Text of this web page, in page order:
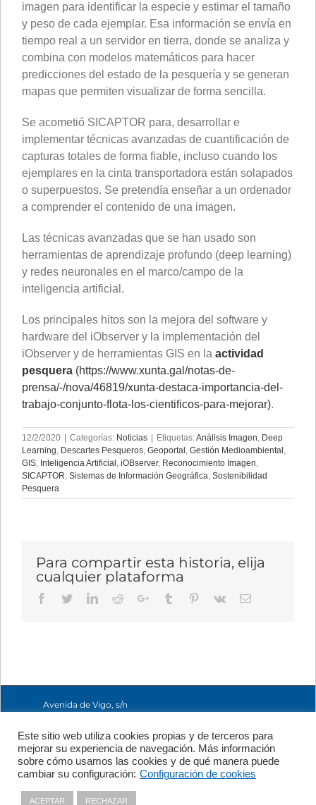
imagen para identificar la especie y estimar el tamaño
y peso de cada ejemplar. Esa información se envía en
tiempo real a un servidor en tierra, donde se analiza y
combina con modelos matemáticos para hacer
predicciones del estado de la pesquería y se generan
mapas que permiten visualizar de forma sencilla.
Se acometió SICAPTOR para, desarrollar e
implementar técnicas avanzadas de cuantificación de
capturas totales de forma fiable, incluso cuando los
ejemplares en la cinta transportadora están solapados
o superpuestos. Se pretendía enseñar a un ordenador
a comprender el contenido de una imagen.
Las técnicas avanzadas que se han usado son
herramientas de aprendizaje profundo (deep learning)
y redes neuronales en el marco/campo de la
inteligencia artificial.
Los principales hitos son la mejora del software y
hardware del iObserver y la implementación del
iObserver y de herramientas GIS en la actividad
pesquera (https://www.xunta.gal/notas-de-
prensa/-/nova/46819/xunta-destaca-importancia-del-
trabajo-conjunto-flota-los-cientificos-para-mejorar).
12/2/2020 Categorías: Noticias Etiquetas:Análisis Imagen, Deep
Learning, Descartes Pesqueros, Geoportal , Gestión Medioambiental ,
GIS, Inteligencia Artificial , iOBserver, Reconocimiento Imagen,
SICAPTOR, Sistemas de Información Geográfica, Sostenibilidad
Pesquera
Para compartir esta historia, elija
cualquier plataforma
Facebook
TwitterLinkedIn
RedditGoogle+Tumblr Pinterest
Vk Email
Avenida de Vigo, s/n
Compostela, A
Coruña, España
+34 981 56 98 10
Política de Privacidad
Este sitio web utiliza cookies propias y de terceros para
mejorar su experiencia de navegación. Más información
sobre cómo usamos las cookies y de qué manera puede
cambiar su configuración: Configuración de cookies
ACEPTAR RECHAZAR